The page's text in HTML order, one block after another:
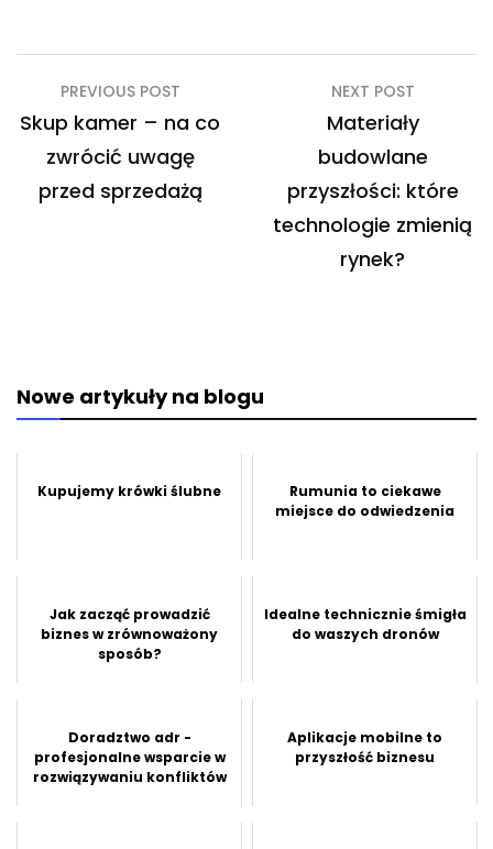
Nawigacja
wpisu
PREVIOUS POST
Skup kamer – na co
zwrócić uwagę
przed sprzedażą
NEXT POST
Materiały
budowlane
przyszłości: które
technologie zmienią
rynek?
Nowe artykuły na blogu
Kupujemy krówki ślubne
Rumunia to ciekawe
miejsce do odwiedzenia
Jak zacząć prowadzić
biznes w zrównoważony
sposób?
Idealne technicznie śmigła
do waszych dronów
Doradztwo adr -
profesjonalne wsparcie w
rozwiązywaniu konfliktów
Aplikacje mobilne to
przyszłość biznesu